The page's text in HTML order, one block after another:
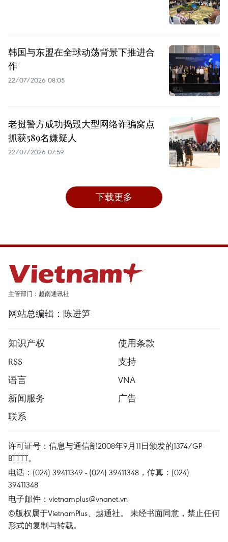
韩国与东盟在全球动荡背景下推进合
作
22/07/2026 08:05
老挝警方成功捣毁大型网络诈骗窝点
抓获589名嫌疑人
22/07/2026 07:59
下载更多
主管部门：越南通讯社
网站总编辑：陈进笋
知识产权
使用条款
RSS
支持
语言
VNA
新闻服务
广告
联系
许可证号：信息与通信部2008年9月11日颁发的1374/GP-
BTTTT。
电话：(024) 39411349 - (024) 39411348，传真：(024)
39411348
电子邮件： vietnamplus@vnanet.vn
©版权属于VietnamPlus、越通社。 未经书面同意，禁止任何
形式的复制与转载。